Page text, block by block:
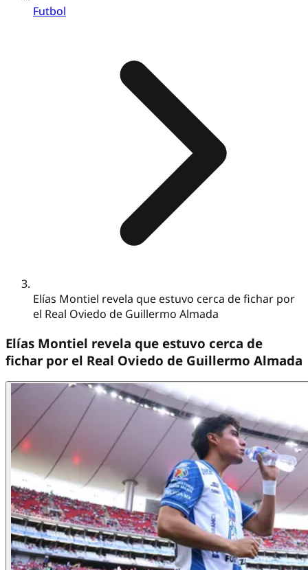
Futbol
Elías Montiel revela que estuvo cerca de fichar por
el Real Oviedo de Guillermo Almada
Elías Montiel revela que estuvo cerca de
fichar por el Real Oviedo de Guillermo Almada